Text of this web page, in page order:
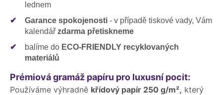
lednem
✔
Garance spokojenosti - v případě tiskové vady, Vám
kalendář zdarma přetiskneme
✔
balíme do ECO-FRIENDLY recyklovaných
materiálů
Prémiová gramáž papíru pro luxusní pocit:
Používáme výhradně křídový papír 250 g/m², který